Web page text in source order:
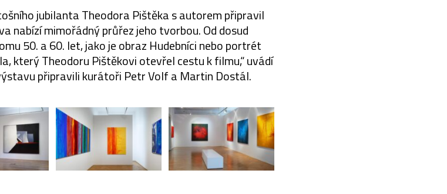
jubilanta Theodora Pištěka s autorem připravil
nabízí mimořádný průřez jeho tvorbou. Od dosud
50. a 60. let, jako je obraz Hudebníci nebo portrét
který Theodoru Pištěkovi otevřel cestu k filmu,“ uvádí
připravili kurátoři Petr Volf a Martin Dostál.